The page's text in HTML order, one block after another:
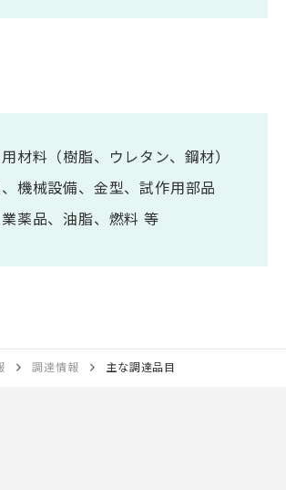
材料（樹脂、ウレタン、鋼材）
機械設備、金型、試作用部品
薬品、油脂、燃料 等
調達情報 主な調達品目